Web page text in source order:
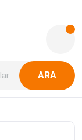
ARA